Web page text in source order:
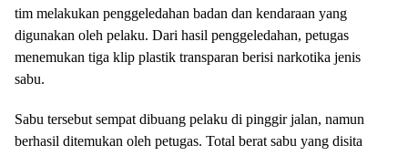
tim melakukan penggeledahan badan dan kendaraan yang
digunakan oleh pelaku. Dari hasil penggeledahan, petugas
menemukan tiga klip plastik transparan berisi narkotika jenis
sabu.
Sabu tersebut sempat dibuang pelaku di pinggir jalan, namun
berhasil ditemukan oleh petugas. Total berat sabu yang disita